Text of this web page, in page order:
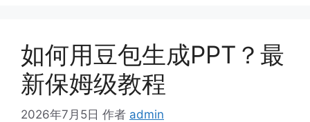
如何用豆包生成PPT？最
新保姆级教程
2026年7月5日 作者 admin